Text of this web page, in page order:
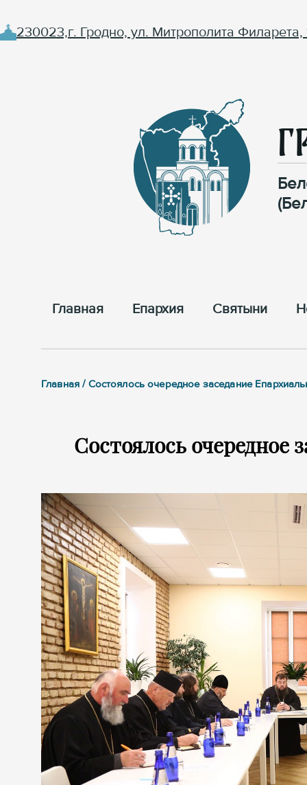
230023,г. Гродно, ул. Митрополита Филарета,
Главная Епархия Cвятыни
Главная / Состоялось очередное заседание
Состоялось очередное